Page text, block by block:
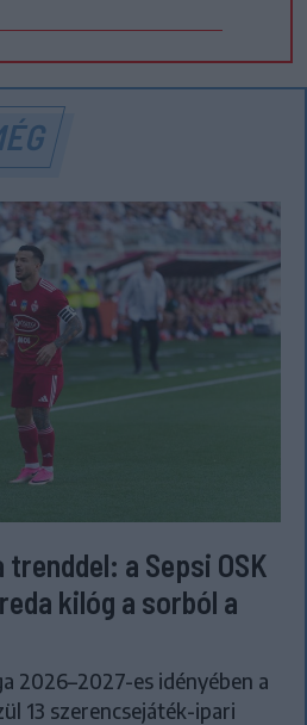
a Sepsi OSK
kilóg a sorból a
2026–2027-es idényében a
13 szerencsejáték-ipari